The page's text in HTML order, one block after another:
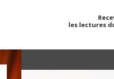
les lectures